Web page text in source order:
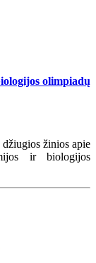
olimpiadų
džiugios žinios apie
ir biologijos